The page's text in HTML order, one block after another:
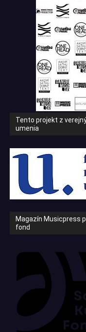
Tento projekt z
umenia
Magazín Musicpress
fond